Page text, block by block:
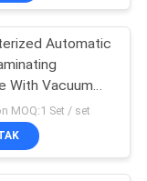
Automatic
With Vacuum
Machine
MOQ:1 Set / set